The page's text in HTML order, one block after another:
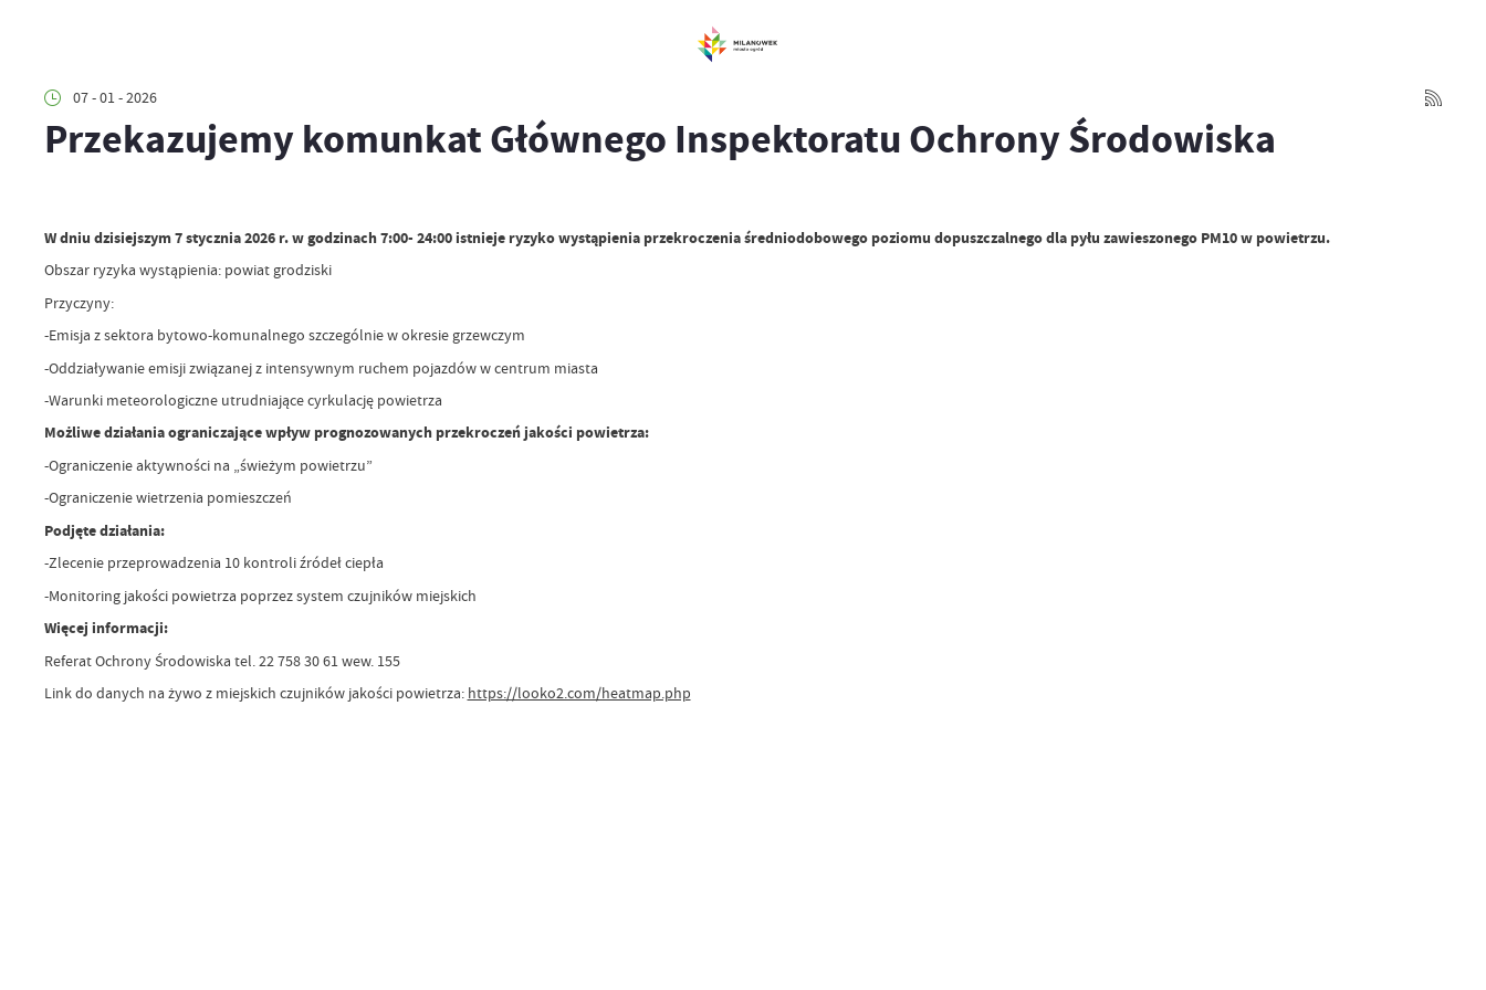
07 - 01 - 2026
Przekazujemy komunkat Głównego Inspektoratu Ochrony Środowiska
W dniu dzisiejszym 7 stycznia 2026 r. w godzinach 7:00- 24:00 istnieje ryzyko wystąpienia przekroczenia średniodobowego poziomu dopuszczalnego dla pyłu zawieszonego PM10 w powietrzu.
Obszar ryzyka wystąpienia: powiat grodziski
Przyczyny:
-Emisja z sektora bytowo-komunalnego szczególnie w okresie grzewczym
-Oddziaływanie emisji związanej z intensywnym ruchem pojazdów w centrum miasta
-Warunki meteorologiczne utrudniające cyrkulację powietrza
Możliwe działania ograniczające wpływ prognozowanych przekroczeń jakości powietrza:
-Ograniczenie aktywności na „świeżym powietrzu”
-Ograniczenie wietrzenia pomieszczeń
Podjęte działania:
-Zlecenie przeprowadzenia 10 kontroli źródeł ciepła
-Monitoring jakości powietrza poprzez system czujników miejskich
Więcej informacji:
Referat Ochrony Środowiska tel. 22 758 30 61 wew. 155
Link do danych na żywo z miejskich czujników jakości powietrza: https://looko2.com/heatmap.php